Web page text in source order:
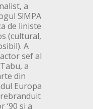
a
S!MPA
de liniste
(cultural,
A
sef al
a
din
Europa
‘90 si a